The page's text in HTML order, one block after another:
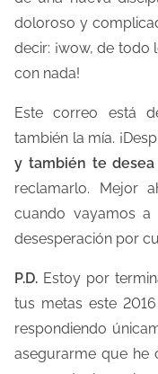
doloroso y
decir: ¡wow, de
con nada!
Este correo está
también la mía.
y también te
reclamarlo. Mejor
cuando vayamos
desesperación por
P.D. Estoy por
tus metas este
respondiendo
asegurarme que he